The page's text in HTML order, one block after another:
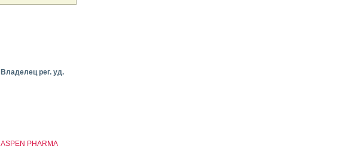
Владелец рег. уд.
ASPEN PHARMA